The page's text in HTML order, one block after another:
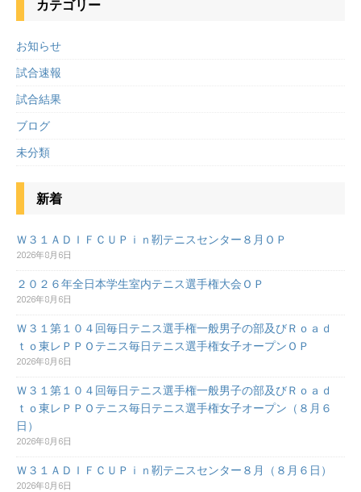
カテゴリー
お知らせ
試合速報
試合結果
ブログ
未分類
新着
Ｗ３１ＡＤＩＦＣＵＰｉｎ靭テニスセンター８月ＯＰ
2026年8月6日
２０２６年全日本学生室内テニス選手権大会ＯＰ
2026年8月6日
Ｗ３１第１０４回毎日テニス選手権一般男子の部及びＲｏａｄ
ｔｏ東レＰＰＯテニス毎日テニス選手権女子オープンＯＰ
2026年8月6日
Ｗ３１第１０４回毎日テニス選手権一般男子の部及びＲｏａｄ
ｔｏ東レＰＰＯテニス毎日テニス選手権女子オープン（８月６
日）
2026年8月6日
Ｗ３１ＡＤＩＦＣＵＰｉｎ靭テニスセンター８月（８月６日）
2026年8月6日